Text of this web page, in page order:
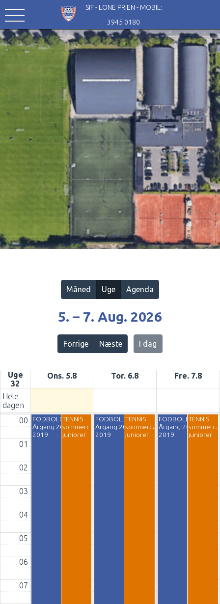
SIF - LONE PRIEN - MOBIL:
3945 0180
Forrige Næste I dag
5. – 7. Aug. 2026
Måned Uge Agenda
Uge
32
Ons. 5.8 Tor. 6.8 Fre. 7.8
Hele
dagen
00
01
02
03
04
05
06
07
FODBOLD Camp
Årgang 2012 -
2019
TENNIS
sommercamp
juniorer
FODBOLD Camp
Årgang 2012 -
2019
TENNIS
sommercamp
juniorer
FODBOLD Camp
Årgang 2012 -
2019
TENNIS
juniorer